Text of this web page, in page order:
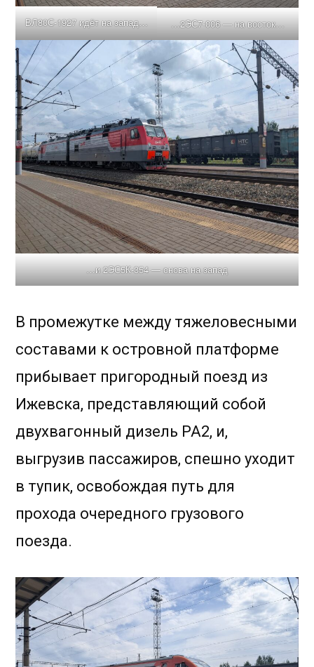
ВЛ80С-1927 идёт на запад… …2ЭС7-006 — на восток…
…и 2ЭС5К-354 — снова на запад
В промежутке между тяжеловесными
составами к островной платформе
прибывает пригородный поезд из
Ижевска, представляющий собой
двухвагонный дизель РА2, и,
выгрузив пассажиров, спешно уходит
в тупик, освобождая путь для
прохода очередного грузового
поезда.